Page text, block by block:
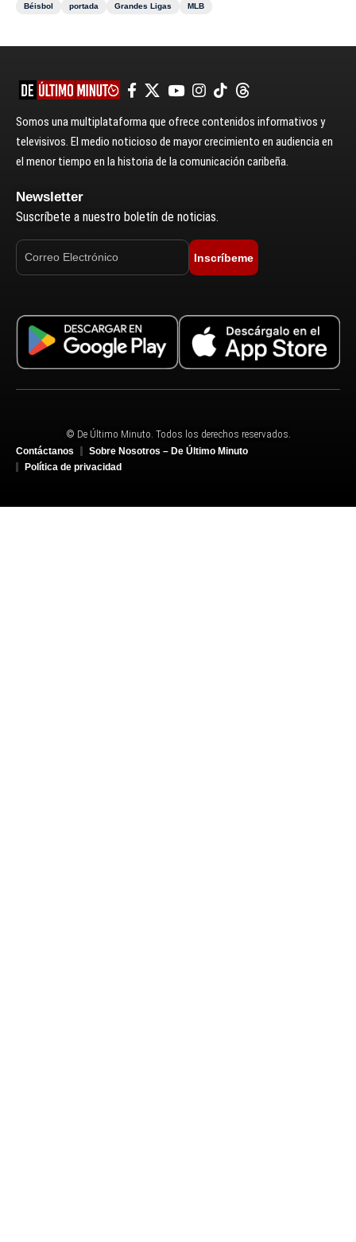
Béisbol
portada Grandes Ligas MLB
Somos una multiplataforma que ofrece contenidos informativos y
televisivos. El medio noticioso de mayor crecimiento en audiencia en
el menor tiempo en la historia de la comunicación caribeña.
Newsletter
Suscríbete a nuestro boletín de noticias.
Inscríbeme
© De Último Minuto. Todos los derechos reservados.
Contáctanos
Sobre Nosotros – De Último Minuto
Política de privacidad